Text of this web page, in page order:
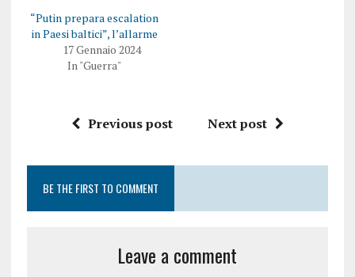
“Putin prepara escalation
in Paesi baltici”, l’allarme
17 Gennaio 2024
In "Guerra"
Previous post Next post
BE THE FIRST TO COMMENT
Leave a comment